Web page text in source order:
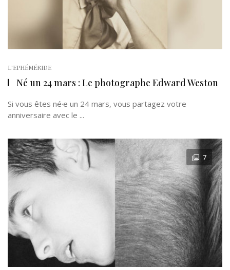
L'EPHÉMÉRIDE
Né un 24 mars : Le photographe Edward Weston
Si vous êtes né·e un 24 mars, vous partagez votre
anniversaire avec le ...
7